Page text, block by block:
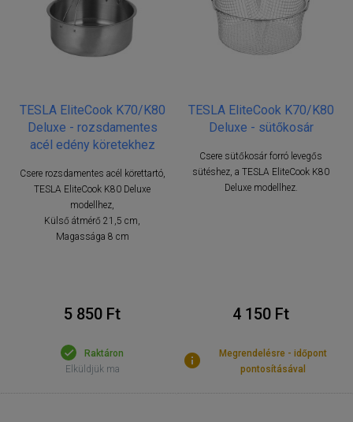
TESLA EliteCook K70/K80
Deluxe - rozsdamentes
acél edény köretekhez
Csere rozsdamentes acél körettartó,
TESLA EliteCook K80 Deluxe
modellhez,
Külső átmérő 21,5 cm,
Magassága 8 cm
5 850 Ft
Raktáron
Elküldjük ma
TESLA EliteCook K70/K80
Deluxe - sütőkosár
Csere sütőkosár forró levegős
sütéshez, a TESLA EliteCook K80
Deluxe modellhez.
4 150 Ft
Megrendelésre - időpont
pontosításával